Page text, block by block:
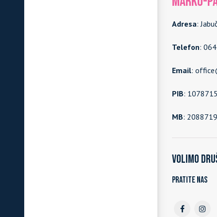
Adresa:
Telefon:
Email:
PIB:
MB:
Volimo
Pratite nas